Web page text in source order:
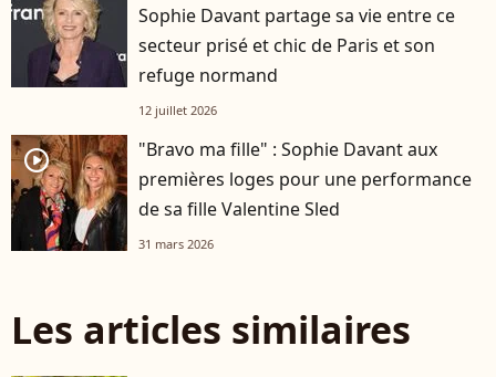
Sophie Davant partage sa vie entre ce
secteur prisé et chic de Paris et son
refuge normand
12 juillet 2026
player2
"Bravo ma fille" : Sophie Davant aux
premières loges pour une performance
de sa fille Valentine Sled
31 mars 2026
Les articles similaires